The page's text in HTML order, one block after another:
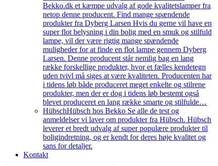
Bekko.dk et kæmpe udvalg af gode kvalitetslamper fra
netop denne producent. Find mange spændende
produkter fra Dyberg Larsen Hvis du gerne vil have en
super flot belysning i din bolig med en smuk og stilfuld
lampe, vil der være rigtig mange spændende
muligheder for at finde en flot lampe gennem Dyberg
Larsen. Denne producent står nemlig bag en lang
række forskellige produkter, hvor et fælles kendetegn
uden tvivl må siges at være kvaliteten. Producenten har
i tidens løb både produceret meget enkelte og stilrene
produkter, men der er dog i tidens løb bestemt også
blevet produceret en lang række smarte og stilfulde…
HübschHübsch hos Bekko Se alle de test og
anmeldelser vi laver om produkter fra Hübsch. Hübsch
leverer et bredt udvalg af super populære produkter til
boligindretning, og er kendt for deres høje kvalitet og
sans for detaljer.
Kontakt